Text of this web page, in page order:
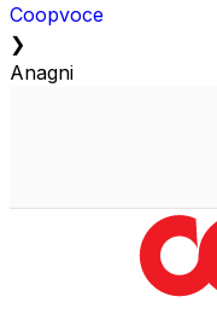
Coopvoce
❯
Anagni